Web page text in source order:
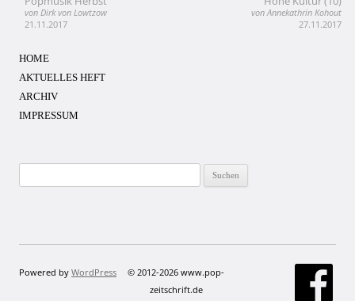
von Dirk von Lowtzow
21.11.2017
von Annekathrin Kohout
27.11.2017
HOME
AKTUELLES HEFT
ARCHIV
IMPRESSUM
nach:
Powered by WordPress
© 2012-2026 www.pop-
zeitschrift.de